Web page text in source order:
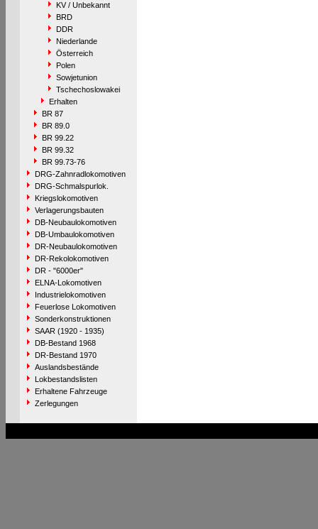
KV / Unbekannt
BRD
DDR
Niederlande
Österreich
Polen
Sowjetunion
Tschechoslowakei
Erhalten
BR 87
BR 89.0
BR 99.22
BR 99.32
BR 99.73-76
DRG-Zahnradlokomotiven
DRG-Schmalspurlok.
Kriegslokomotiven
Verlagerungsbauten
DB-Neubaulokomotiven
DB-Umbaulokomotiven
DR-Neubaulokomotiven
DR-Rekolokomotiven
DR - "6000er"
ELNA-Lokomotiven
Industrielokomotiven
Feuerlose Lokomotiven
Sonderkonstruktionen
SAAR (1920 - 1935)
DB-Bestand 1968
DR-Bestand 1970
Auslandsbestände
Lokbestandslisten
Erhaltene Fahrzeuge
Zerlegungen